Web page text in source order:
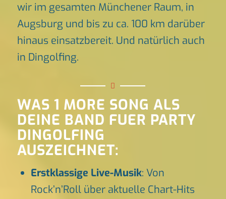
wir im gesamten Münchener Raum, in
Augsburg und bis zu ca. 100 km darüber
hinaus einsatzbereit. Und natürlich auch
in Dingolfing.
WAS 1 MORE SONG ALS
DEINE BAND FUER PARTY
DINGOLFING
AUSZEICHNET:
Erstklassige Live-Musik: Von
Rock’n’Roll über aktuelle Chart-Hits